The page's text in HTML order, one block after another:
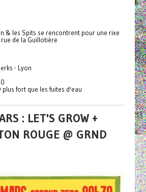
& les Spits se rencontrent pour une rixe
de la Guillotière
- Lyon
plus fort que les fuites d'eau
: LET'S GROW +
ROUGE @ GRND